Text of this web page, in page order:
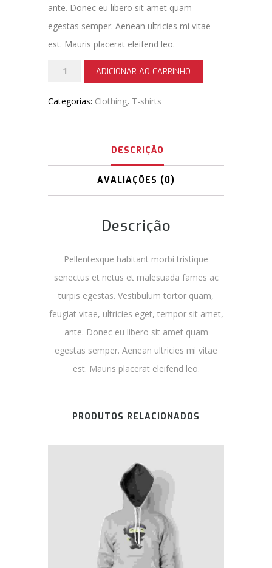
ante. Donec eu libero sit amet quam
egestas semper. Aenean ultricies mi vitae
est. Mauris placerat eleifend leo.
Woo
quantidade
ADICIONAR AO CARRINHO
Categorias: Clothing, T-shirts
DESCRIÇÃO
AVALIAÇÕES (0)
Descrição
Pellentesque habitant morbi tristique
senectus et netus et malesuada fames ac
turpis egestas. Vestibulum tortor quam,
feugiat vitae, ultricies eget, tempor sit amet,
ante. Donec eu libero sit amet quam
egestas semper. Aenean ultricies mi vitae
est. Mauris placerat eleifend leo.
PRODUTOS RELACIONADOS